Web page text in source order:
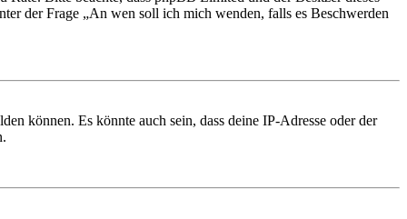
der Frage „An wen soll ich mich wenden, falls es Beschwerden
können. Es könnte auch sein, dass deine IP-Adresse oder der